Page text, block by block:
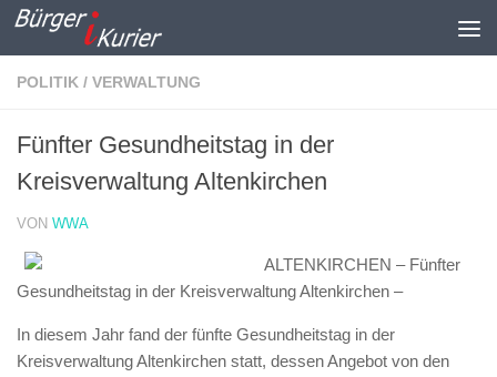
Zum Inhalt springen
POLITIK / VERWALTUNG
Fünfter Gesundheitstag in der
Kreisverwaltung Altenkirchen
VON WWA
ALTENKIRCHEN – Fünfter
Gesundheitstag in der Kreisverwaltung Altenkirchen –
In diesem Jahr fand der fünfte Gesundheitstag in der
Kreisverwaltung Altenkirchen statt, dessen Angebot von den